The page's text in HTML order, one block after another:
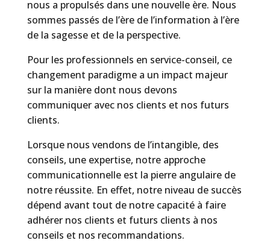
nous a propulsés dans une nouvelle ère. Nous
sommes passés de l’ère de l’information à l’ère
de la sagesse et de la perspective.
Pour les professionnels en service-conseil, ce
changement paradigme a un impact majeur
sur la manière dont nous devons
communiquer avec nos clients et nos futurs
clients.
Lorsque nous vendons de l’intangible, des
conseils, une expertise, notre approche
communicationnelle est la pierre angulaire de
notre réussite. En effet, notre niveau de succès
dépend avant tout de notre capacité à faire
adhérer nos clients et futurs clients à nos
conseils et nos recommandations.